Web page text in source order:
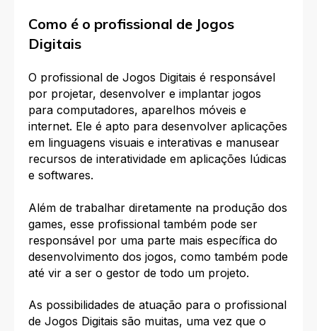
Como é o profissional de Jogos
Digitais
O profissional de Jogos Digitais é responsável
por projetar, desenvolver e implantar jogos
para computadores, aparelhos móveis e
internet. Ele é apto para desenvolver aplicações
em linguagens visuais e interativas e manusear
recursos de interatividade em aplicações lúdicas
e softwares.
Além de trabalhar diretamente na produção dos
games, esse profissional também pode ser
responsável por uma parte mais específica do
desenvolvimento dos jogos, como também pode
até vir a ser o gestor de todo um projeto.
As possibilidades de atuação para o profissional
de Jogos Digitais são muitas, uma vez que o